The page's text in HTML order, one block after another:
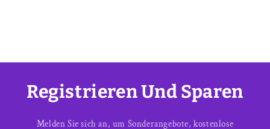
Registrieren Und Sparen
Melden Sie sich an, um Sonderangebote, kostenlose